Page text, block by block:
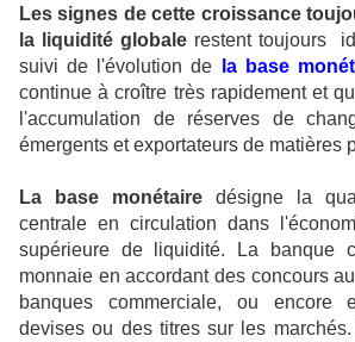
Les signes de cette croissance
la liquidité globale restent toujours
suivi de l'évolution de
la base
continue à croître très rapidement et
l'accumulation de réserves de
émergents et exportateurs de matières
La base monétaire désigne la
centrale en circulation dans
supérieure de liquidité. La banque
monnaie en accordant des concours
banques commerciale, ou encore
devises ou des titres sur les